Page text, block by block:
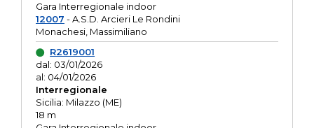
Gara Interregionale indoor
12007 - A.S.D. Arcieri Le Rondini
Monachesi, Massimiliano
R2619001
dal: 03/01/2026
al: 04/01/2026
Interregionale
Sicilia: Milazzo (ME)
18 m